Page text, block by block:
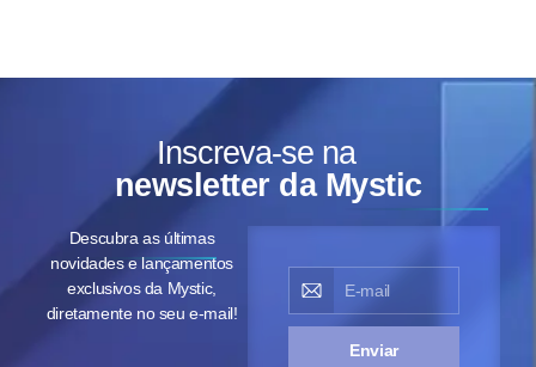
Inscreva-se na
newsletter da Mystic
Descubra as últimas
novidades e lançamentos
exclusivos da Mystic,
diretamente no seu e-mail!
Enviar